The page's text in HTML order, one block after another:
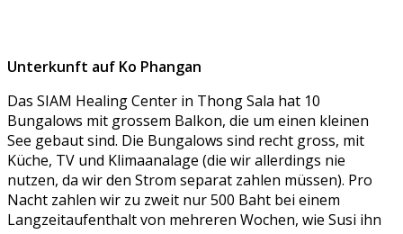
Unterkunft auf Ko Phangan
Das SIAM Healing Center in Thong Sala hat 10
Bungalows mit grossem Balkon, die um einen kleinen
See gebaut sind. Die Bungalows sind recht gross, mit
Küche, TV und Klimaanalage (die wir allerdings nie
nutzen, da wir den Strom separat zahlen müssen). Pro
Nacht zahlen wir zu zweit nur 500 Baht bei einem
Langzeitaufenthalt von mehreren Wochen, wie Susi ihn